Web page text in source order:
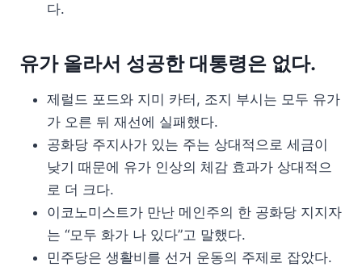
다.
유가 올라서 성공한 대통령은 없다.
제럴드 포드와 지미 카터, 조지 부시는 모두 유가
가 오른 뒤 재선에 실패했다.
공화당 주지사가 있는 주는 상대적으로 세금이
낮기 때문에 유가 인상의 체감 효과가 상대적으
로 더 크다.
이코노미스트가 만난 메인주의 한 공화당 지지자
는 “모두 화가 나 있다”고 말했다.
민주당은 생활비를 선거 운동의 주제로 잡았다.